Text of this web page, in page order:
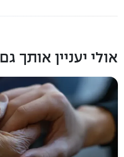
אולי יעניין אותך גם